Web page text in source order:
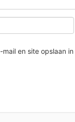
mail en site opslaan